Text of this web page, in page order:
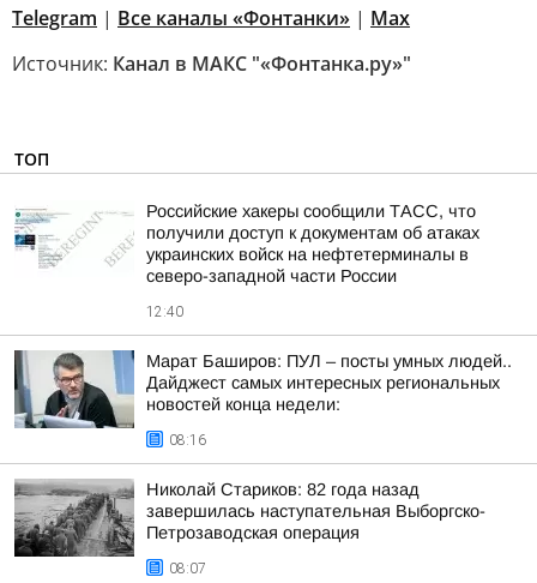
Telegram | Все каналы «Фонтанки» | Max
Источник: Канал в МАКС "«Фонтанка.ру»"
ТОП
Российские хакеры сообщили ТАСС, что
получили доступ к документам об атаках
украинских войск на нефтетерминалы в
северо-западной части России
12:40
Марат Баширов: ПУЛ – посты умных людей..
Дайджест самых интересных региональных
новостей конца недели:
08:16
Николай Стариков: 82 года назад
завершилась наступательная Выборгско-
Петрозаводская операция
08:07